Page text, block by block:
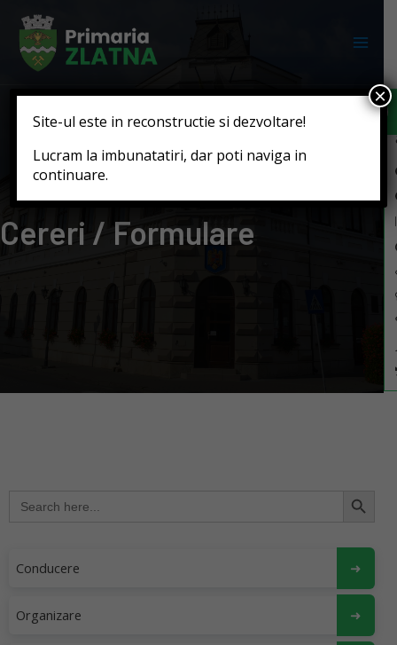
Cereri / Formulare
for:
Conducere
Organizare
Site-ul este in reconstructie si dezvoltare!
Lucram la imbunatatiri, dar poti naviga in
continuare.
×